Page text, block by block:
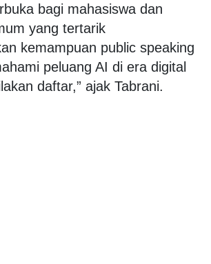
bagi mahasiswa dan
yang tertarik
kemampuan public speaking
peluang AI di era digital
daftar,” ajak Tabrani.